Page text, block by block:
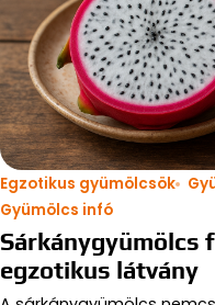
Egzotikus gyümölcsök
Gyümölcs infó
Sárkánygyümölcs
egzotikus látvány